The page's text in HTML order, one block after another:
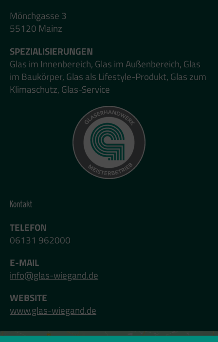
Mönchgasse 3
55120 Mainz
SPEZIALISIERUNGEN
Glas im Innenbereich, Glas im Außenbereich, Glas
im Baukörper, Glas als Lifestyle-Produkt, Glas zum
Klimaschutz, Glas-Service
Kontakt
TELEFON
06131 962000
E-MAIL
info@glas-wiegand.de
WEBSITE
www.glas-wiegand.de